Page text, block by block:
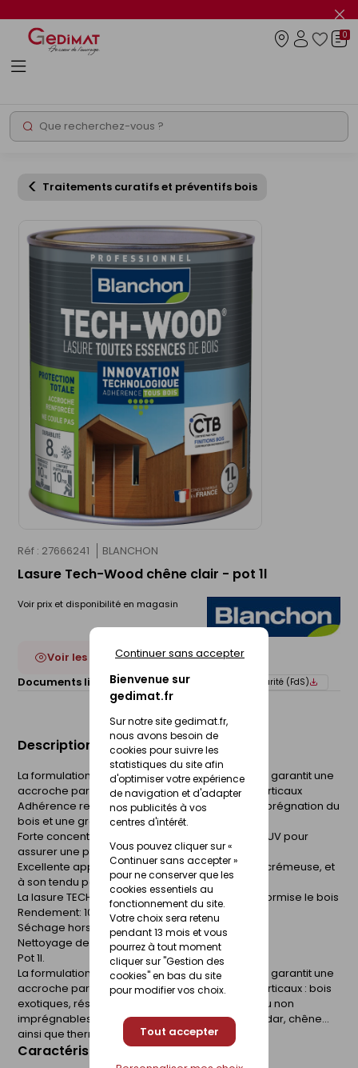
Bienvenue sur
gedimat.fr
Sur notre site gedimat.fr,
nous avons besoin de
cookies pour suivre les
statistiques du site afin
d'optimiser votre expérience
de navigation et d'adapter
nos publicités à vos
centres d'intérêt.
Vous pouvez cliquer sur «
Continuer sans accepter »
pour ne conserver que les
cookies essentiels au
fonctionnement du site.
Votre choix sera retenu
pendant 13 mois et vous
pourrez à tout moment
cliquer sur "Gestion des
cookies" en bas du site
pour modifier vos choix.
Tout accepter
Continuer sans accepter
le
info
Rechercher
0
Traitements curatifs et préventifs bois
Réf : 27666241 BLANCHON
Lasure Tech-Wood chêne clair - pot 1l
Voir prix et disponibilité en magasin
Voir les 27 déclinaisons
Documents liés :
Fiche technique Fiche de sécurité (FdS)
Description du produit
La formulation unique de la lasure TECH-WOOD® garantit une
accroche parfaite sur tous les bois extérieurs verticaux
Adhérence renforcée grâce à une meilleure imprégnation du
bois et une grande souplesse du film protecteur
Forte concentration en pigments et agents Anti-UV pour
assurer une protection longue durée
Excellente applicabilité grâce à sa consistance crémeuse, et
à son tendu parfait
La lasure TECH-WOOD® protège, embellit et uniformise le bois
Rendement: 10-14 m²/L/couche
Séchage hors poussières : 1 heure environ
Nettoyage des ustensiles : avec de l'eau
Pot 1l.
La formulation unique de la lasure TECH-WOOD® garantit une
accroche parfaite sur tous les bois extérieurs verticaux : bois
exotiques, résineux ou tendres, y compris peu ou non
imprégnables tels que mélèze, douglas, red cedar, chêne...
ainsi que thermotraités et autoclavés.
Caractéristiques du produit